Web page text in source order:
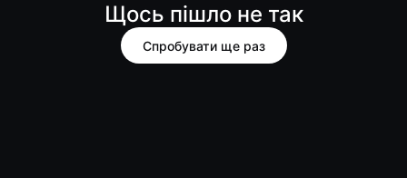
Щось пішло не так
Спробувати ще раз